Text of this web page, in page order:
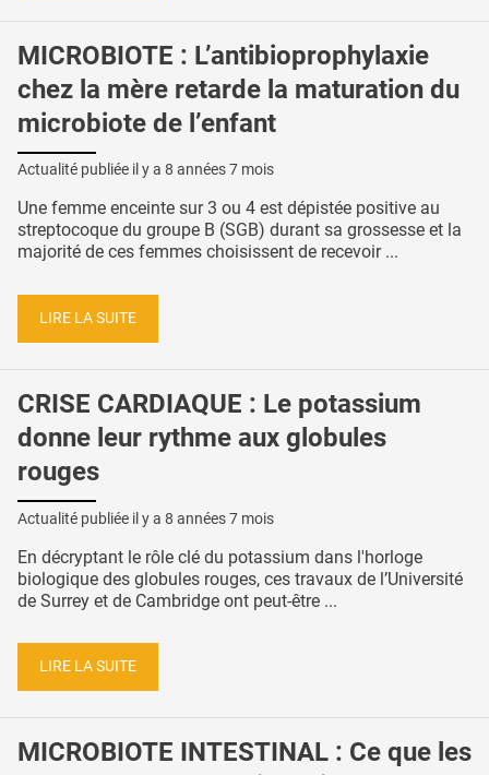
MICROBIOTE : L’antibioprophylaxie
chez la mère retarde la maturation du
microbiote de l’enfant
Actualité publiée il y a 8 années 7 mois
Une femme enceinte sur 3 ou 4 est dépistée positive au
streptocoque du groupe B (SGB) durant sa grossesse et la
majorité de ces femmes choisissent de recevoir ...
LIRE LA SUITE
CRISE CARDIAQUE : Le potassium
donne leur rythme aux globules
rouges
Actualité publiée il y a 8 années 7 mois
En décryptant le rôle clé du potassium dans l'horloge
biologique des globules rouges, ces travaux de l’Université
de Surrey et de Cambridge ont peut-être ...
LIRE LA SUITE
MICROBIOTE INTESTINAL : Ce que les